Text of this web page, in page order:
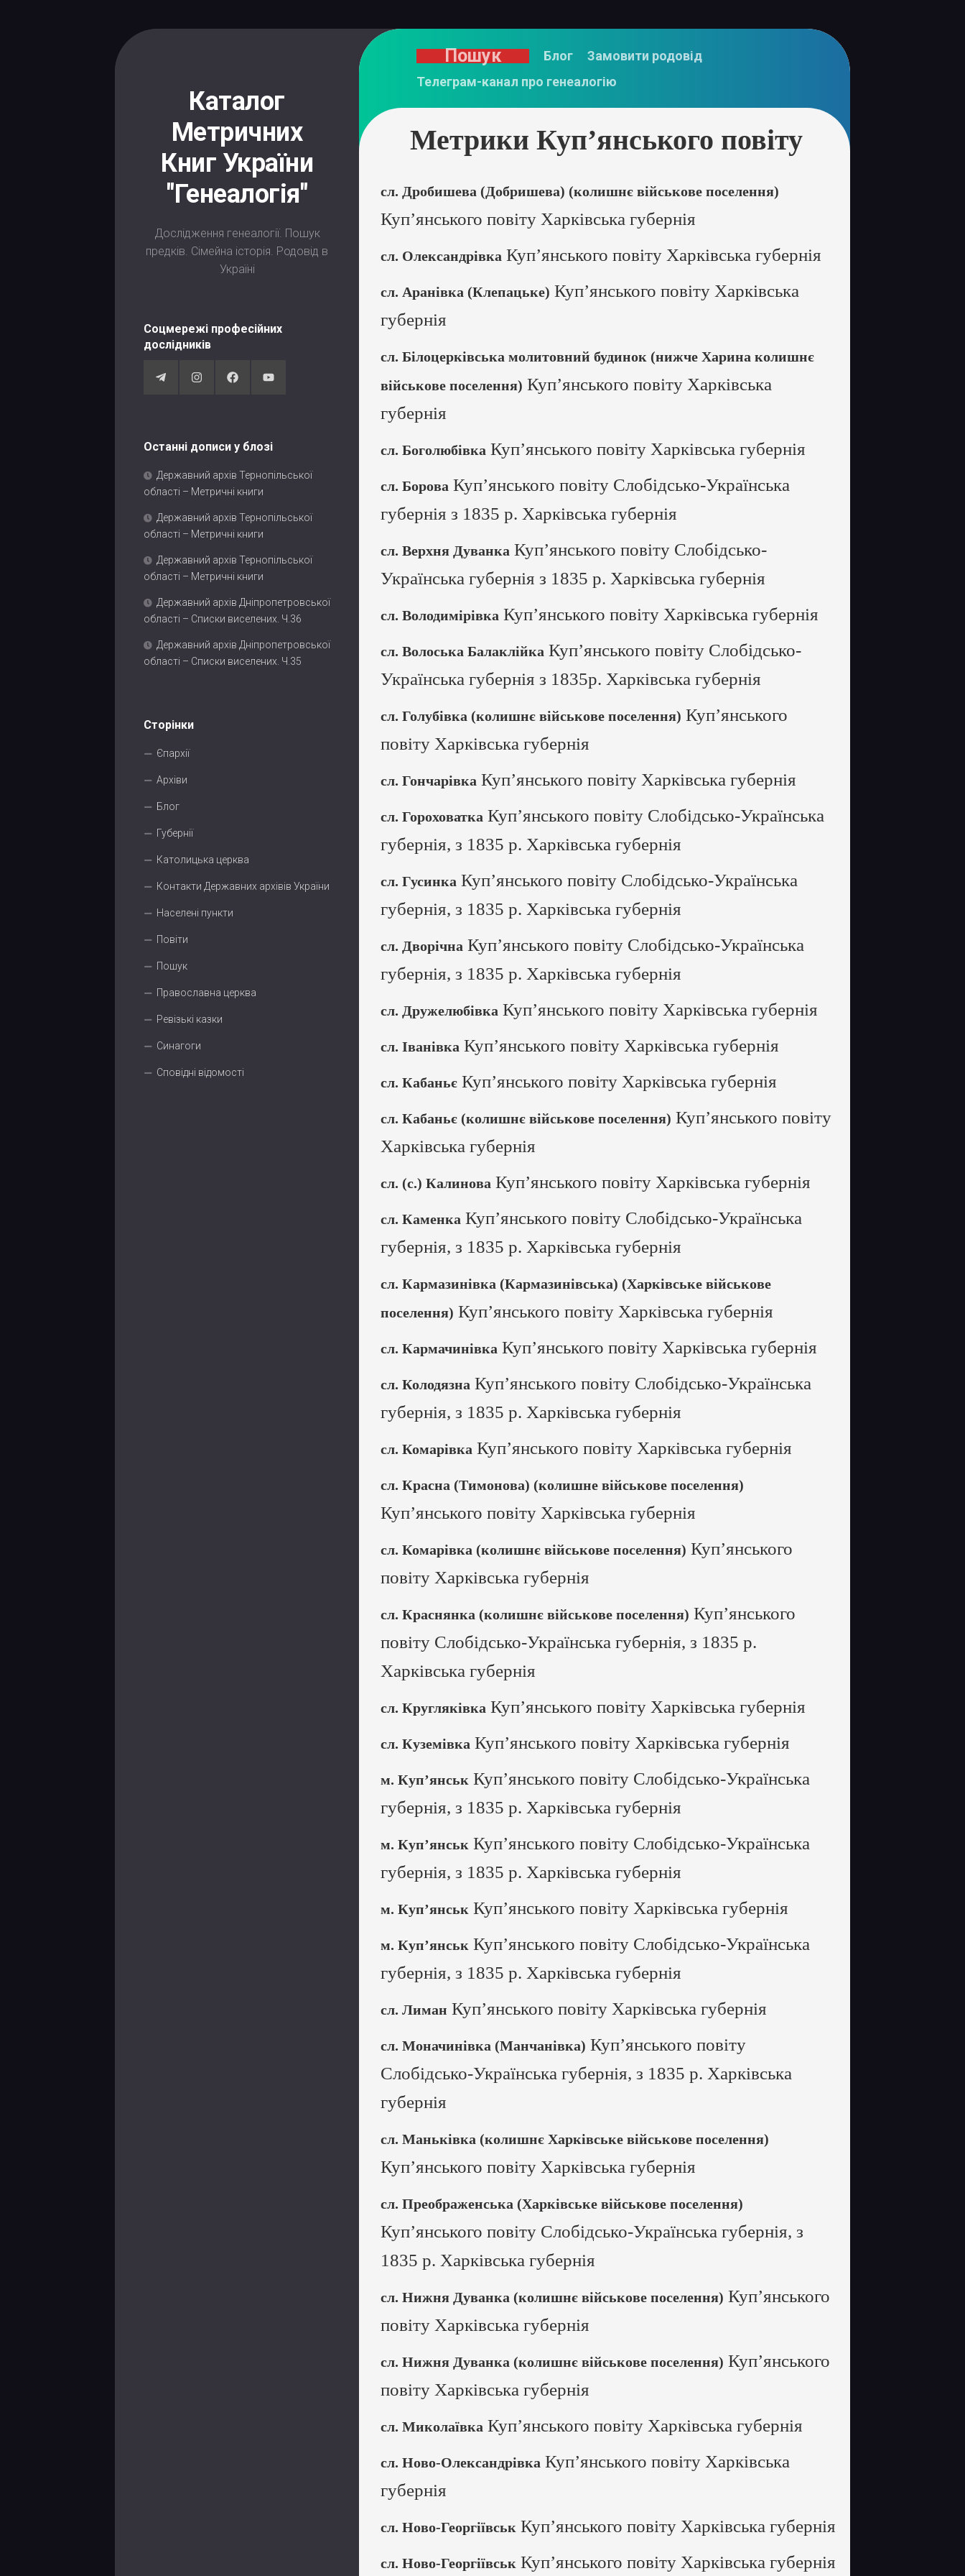
Каталог
Метричних
Книг України
"Генеалогія"
Дослідження генеалогії. Пошук
предків. Сімейна історія. Родовід в
Україні
Соцмережі професійних
дослідників
Останні дописи у блозі
Державний архів Тернопільської
області – Метричні книги
Державний архів Тернопільської
області – Метричні книги
Державний архів Тернопільської
області – Метричні книги
Державний архів Дніпропетровської
області – Списки виселених. Ч.36
Державний архів Дніпропетровської
області – Списки виселених. Ч.35
Сторінки
Єпархії
Архіви
Блог
Губернії
Католицька церква
Контакти Державних архівів України
Населені пункти
Повіти
Пошук
Православна церква
Ревізькі казки
Синагоги
Сповідні відомості
Пошук Блог
Замовити родовід
Телеграм-канал про генеалогію
Метрики Куп’янського повіту
сл. Дробишева (Добришева) (колишнє військове поселення)
Куп’янського повіту Харківська губернія
сл. Олександрівка Куп’янського повіту Харківська губернія
сл. Аранівка (Клепацьке) Куп’янського повіту Харківська
губернія
сл. Білоцерківська молитовний будинок (нижче Харина колишнє
військове поселення) Куп’янського повіту Харківська
губернія
сл. Боголюбівка Куп’янського повіту Харківська губернія
сл. Борова Куп’янського повіту Слобідсько-Українська
губернія з 1835 р. Харківська губернія
сл. Верхня Дуванка Куп’янського повіту Слобідсько-
Українська губернія з 1835 р. Харківська губернія
сл. Володимірівка Куп’янського повіту Харківська губернія
сл. Волоська Балаклійка Куп’янського повіту Слобідсько-
Українська губернія з 1835р. Харківська губернія
сл. Голубівка (колишнє військове поселення) Куп’янського
повіту Харківська губернія
сл. Гончарівка Куп’янського повіту Харківська губернія
сл. Гороховатка Куп’янського повіту Слобідсько-Українська
губернія, з 1835 р. Харківська губернія
сл. Гусинка Куп’янського повіту Слобідсько-Українська
губернія, з 1835 р. Харківська губернія
сл. Дворічна Куп’янського повіту Слобідсько-Українська
губернія, з 1835 р. Харківська губернія
сл. Дружелюбівка Куп’янського повіту Харківська губернія
сл. Іванівка Куп’янського повіту Харківська губернія
сл. Кабаньє Куп’янського повіту Харківська губернія
сл. Кабаньє (колишнє військове поселення) Куп’янського повіту
Харківська губернія
сл. (с.) Калинова Куп’янського повіту Харківська губернія
сл. Каменка Куп’янського повіту Слобідсько-Українська
губернія, з 1835 р. Харківська губернія
сл. Кармазинівка (Кармазинівська) (Харківське військове
поселення) Куп’янського повіту Харківська губернія
сл. Кармачинівка Куп’янського повіту Харківська губернія
сл. Колодязна Куп’янського повіту Слобідсько-Українська
губернія, з 1835 р. Харківська губернія
сл. Комарівка Куп’янського повіту Харківська губернія
сл. Красна (Тимонова) (колишне військове поселення)
Куп’янського повіту Харківська губернія
сл. Комарівка (колишнє військове поселення) Куп’янського
повіту Харківська губернія
сл. Краснянка (колишнє військове поселення) Куп’янського
повіту Слобідсько-Українська губернія, з 1835 р.
Харківська губернія
сл. Кругляківка Куп’янського повіту Харківська губернія
сл. Куземівка Куп’янського повіту Харківська губернія
м. Куп’янськ Куп’янського повіту Слобідсько-Українська
губернія, з 1835 р. Харківська губернія
м. Куп’янськ Куп’янського повіту Слобідсько-Українська
губернія, з 1835 р. Харківська губернія
м. Куп’янськ Куп’янського повіту Харківська губернія
м. Куп’янськ Куп’янського повіту Слобідсько-Українська
губернія, з 1835 р. Харківська губернія
сл. Лиман Куп’янського повіту Харківська губернія
сл. Моначинівка (Манчанівка) Куп’янського повіту
Слобідсько-Українська губернія, з 1835 р. Харківська
губернія
сл. Маньківка (колишнє Харківське військове поселення)
Куп’янського повіту Харківська губернія
сл. Преображенська (Харківське військове поселення)
Куп’янського повіту Слобідсько-Українська губернія, з
1835 р. Харківська губернія
сл. Нижня Дуванка (колишнє військове поселення) Куп’янського
повіту Харківська губернія
сл. Нижня Дуванка (колишнє військове поселення) Куп’янського
повіту Харківська губернія
сл. Миколаївка Куп’янського повіту Харківська губернія
сл. Ново-Олександрівка Куп’янського повіту Харківська
губернія
сл. Ново-Георгіївськ Куп’янського повіту Харківська губернія
сл. Ново-Георгіївськ Куп’янського повіту Харківська губернія